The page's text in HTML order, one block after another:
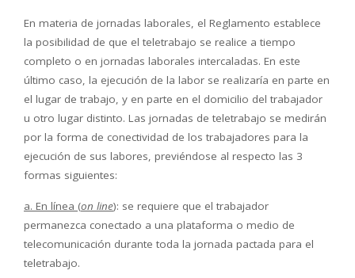
En materia de jornadas laborales, el Reglamento establece
la posibilidad de que el teletrabajo se realice a tiempo
completo o en jornadas laborales intercaladas. En este
último caso, la ejecución de la labor se realizaría en parte en
el lugar de trabajo, y en parte en el domicilio del trabajador
u otro lugar distinto. Las jornadas de teletrabajo se medirán
por la forma de conectividad de los trabajadores para la
ejecución de sus labores, previéndose al respecto las 3
formas siguientes:
a. En línea (on line): se requiere que el trabajador
permanezca conectado a una plataforma o medio de
telecomunicación durante toda la jornada pactada para el
teletrabajo.